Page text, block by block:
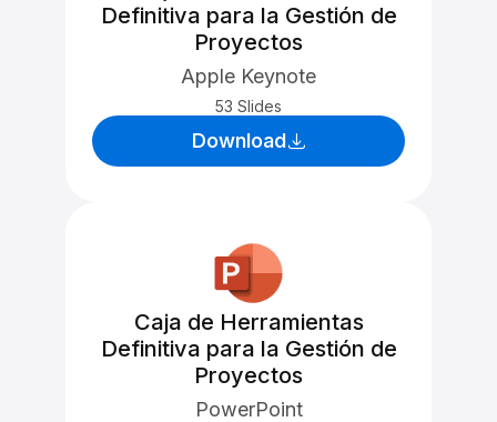
Definitiva para la Gestión de
Proyectos
Apple Keynote
53 Slides
Download
Caja de Herramientas
Definitiva para la Gestión de
Proyectos
PowerPoint